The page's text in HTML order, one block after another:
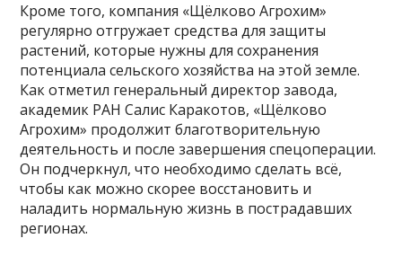
Кроме того, компания «Щёлково Агрохим»
регулярно отгружает средства для защиты
растений, которые нужны для сохранения
потенциала сельского хозяйства на этой земле.
Как отметил генеральный директор завода,
академик РАН Салис Каракотов, «Щёлково
Агрохим» продолжит благотворительную
деятельность и после завершения спецоперации.
Он подчеркнул, что необходимо сделать всё,
чтобы как можно скорее восстановить и
наладить нормальную жизнь в пострадавших
регионах.